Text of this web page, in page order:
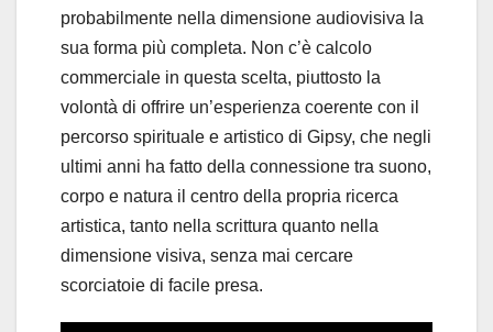
probabilmente nella dimensione audiovisiva la
sua forma più completa. Non c’è calcolo
commerciale in questa scelta, piuttosto la
volontà di offrire un’esperienza coerente con il
percorso spirituale e artistico di Gipsy, che negli
ultimi anni ha fatto della connessione tra suono,
corpo e natura il centro della propria ricerca
artistica, tanto nella scrittura quanto nella
dimensione visiva, senza mai cercare
scorciatoie di facile presa.